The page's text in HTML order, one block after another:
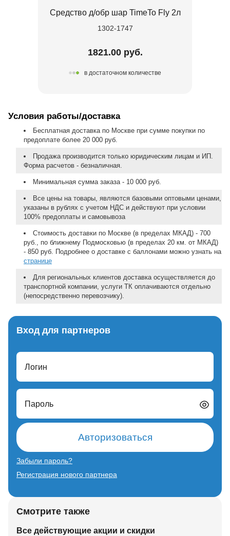
Средство д/обр шар TimeTo Fly 2л
1302-1747
1821.00 руб.
в достаточном количестве
Условия работы/доставка
Бесплатная доставка по Москве при сумме покупки по
предоплате более 20 000 руб.
Продажа производится только юридическим лицам и ИП.
Форма расчетов - безналичная.
Минимальная сумма заказа - 10 000 руб.
Все цены на товары, являются базовыми оптовыми ценами,
указаны в рублях с учетом НДС и действуют при условии
100% предоплаты и самовывоза
Стоимость доставки по Москве (в пределах МКАД) - 700
руб., по ближнему Подмосковью (в пределах 20 км. от МКАД)
- 850 руб. Подробнее о доставке с баллонами можно узнать на
странице
Для региональных клиентов доставка осуществляется до
транспортной компании, услуги ТК оплачиваются отдельно
(непосредственно перевозчику).
Вход для партнеров
Логин
Пароль
Авторизоваться
Забыли пароль?
Регистрация нового партнера
Смотрите также
Все действующие акции и скидки